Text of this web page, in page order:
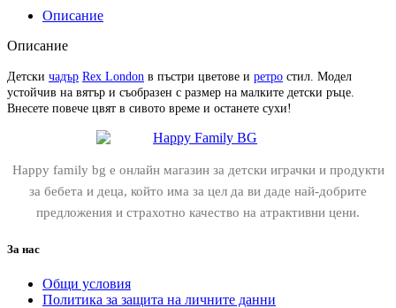
Описание
Описание
Детски чадър Rex London в пъстри цветове и ретро стил. Модел
устойчив на вятър и съобразен с размер на малките детски ръце.
Внесете повече цвят в сивото време и останете сухи!
Happy family bg е онлайн магазин за детски играчки и продукти
за бебета и деца, който има за цел да ви даде най-добрите
предложения и страхотно качество на атрактивни цени.
За нас
Общи условия
Политика за защита на личните данни